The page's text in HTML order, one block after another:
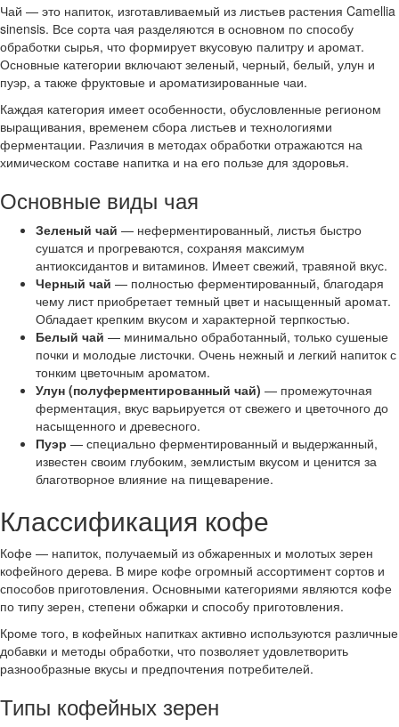
Чай — это напиток, изготавливаемый из листьев растения Camellia
sinensis. Все сорта чая разделяются в основном по способу
обработки сырья, что формирует вкусовую палитру и аромат.
Основные категории включают зеленый, черный, белый, улун и
пуэр, а также фруктовые и ароматизированные чаи.
Каждая категория имеет особенности, обусловленные регионом
выращивания, временем сбора листьев и технологиями
ферментации. Различия в методах обработки отражаются на
химическом составе напитка и на его пользе для здоровья.
Основные виды чая
Зеленый чай — неферментированный, листья быстро
сушатся и прогреваются, сохраняя максимум
антиоксидантов и витаминов. Имеет свежий, травяной вкус.
Черный чай — полностью ферментированный, благодаря
чему лист приобретает темный цвет и насыщенный аромат.
Обладает крепким вкусом и характерной терпкостью.
Белый чай — минимально обработанный, только сушеные
почки и молодые листочки. Очень нежный и легкий напиток с
тонким цветочным ароматом.
Улун (полуферментированный чай) — промежуточная
ферментация, вкус варьируется от свежего и цветочного до
насыщенного и древесного.
Пуэр — специально ферментированный и выдержанный,
известен своим глубоким, землистым вкусом и ценится за
благотворное влияние на пищеварение.
Классификация кофе
Кофе — напиток, получаемый из обжаренных и молотых зерен
кофейного дерева. В мире кофе огромный ассортимент сортов и
способов приготовления. Основными категориями являются кофе
по типу зерен, степени обжарки и способу приготовления.
Кроме того, в кофейных напитках активно используются различные
добавки и методы обработки, что позволяет удовлетворить
разнообразные вкусы и предпочтения потребителей.
Типы кофейных зерен